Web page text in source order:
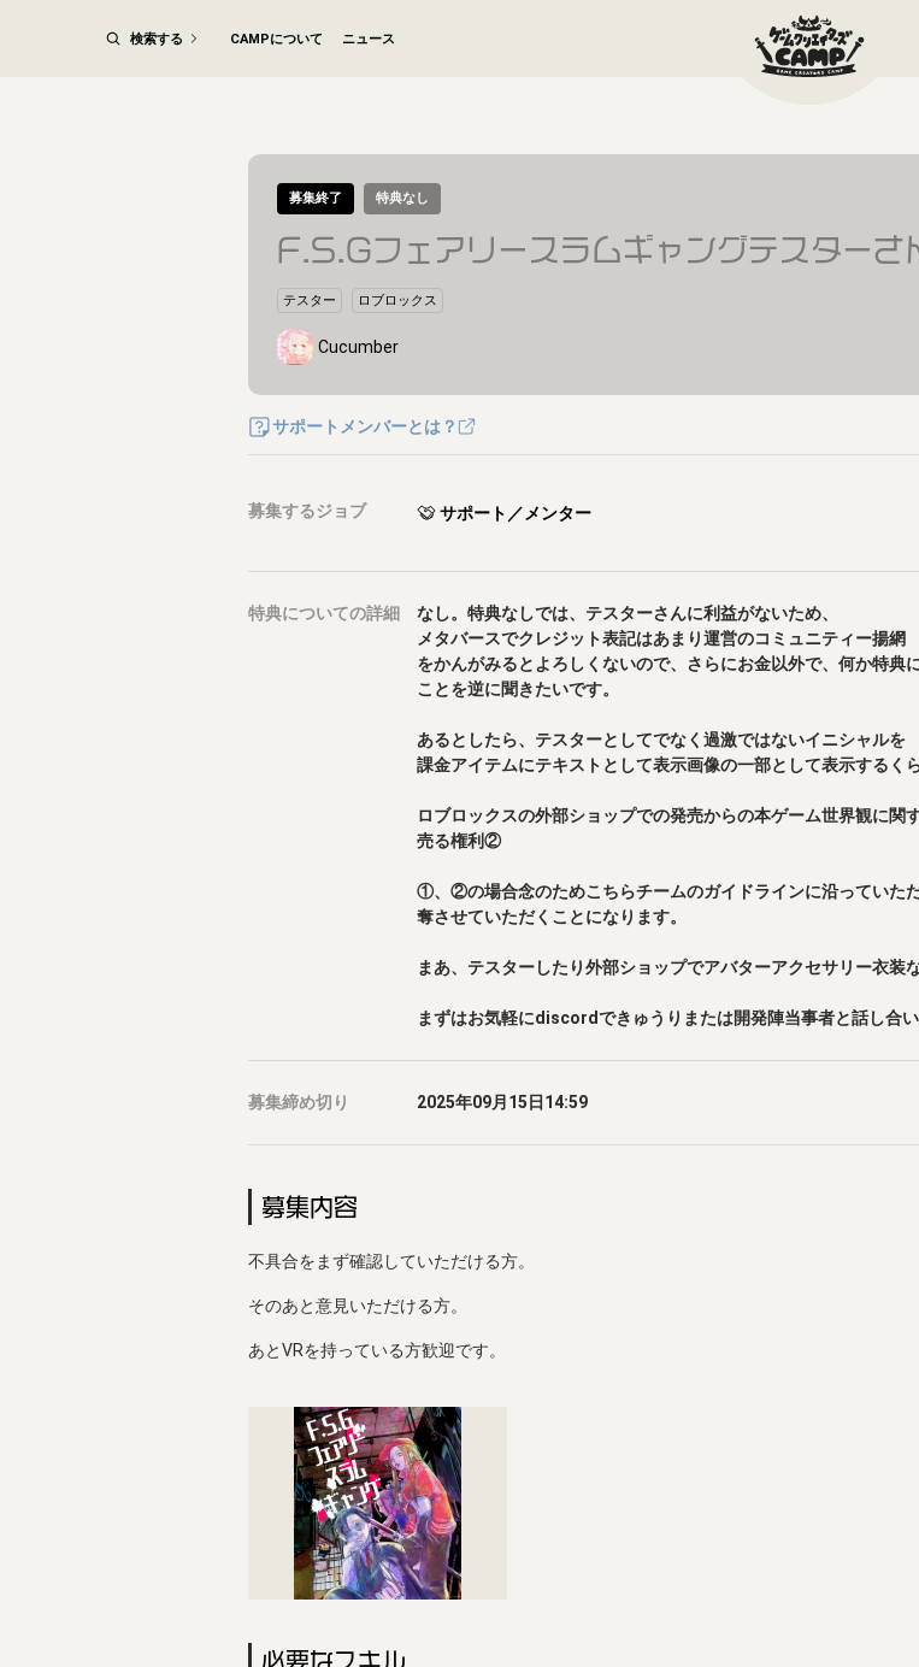
検索する CAMPについて ニュース
募集終了 特典なし
F.S.Gフェアリースラムギャングテスターさ
テスター ロブロックス
Cucumber
サポートメンバーとは？
募集するジョブ サポート／メンター
特典についての詳細
なし。特典なしでは、テスターさんに利益がないため、
メタバースでクレジット表記はあまり運営のコミュニティー揚網
をかんがみるとよろしくないので、さらにお金以外で、何か特典
ことを逆に聞きたいです。
あるとしたら、テスターとしてでなく過激ではないイニシャルを
課金アイテムにテキストとして表示画像の一部として表示するく
ロブロックスの外部ショップでの発売からの本ゲーム世界観に関
売る権利②
①、②の場合念のためこちらチームのガイドラインに沿っていた
奪させていただくことになります。
まあ、テスターしたり外部ショップでアバターアクセサリー衣装
まずはお気軽にdiscordできゅうりまたは開発陣当事者と話し合い
募集締め切り 2025年09月15日14:59
募集内容
不具合をまず確認していただける方。
そのあと意見いただける方。
あとVRを持っている方歓迎です。
必要なスキル